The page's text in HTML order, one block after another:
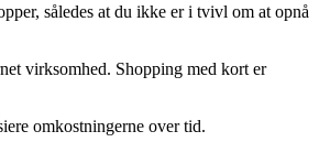
således at du ikke er i tvivl om at opnå
virksomhed. Shopping med kort er
omkostningerne over tid.